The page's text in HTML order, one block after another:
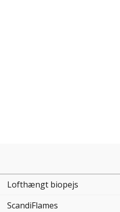
Lofthængt biopejs
ScandiFlames